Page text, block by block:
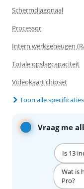
Schermdiagonaal
Processor
Intern werkgeheugen
Totale opslagcapaciteit
Videokaart chipset
Toon alle specificaties
Vraag me
Is 13
Wat is
Pro?